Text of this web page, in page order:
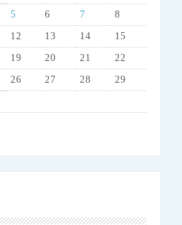
5 6 7 8
12 13 14 15
19 20 21 22
26 27 28 29